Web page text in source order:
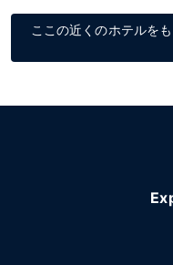
ここの近くのホテルを